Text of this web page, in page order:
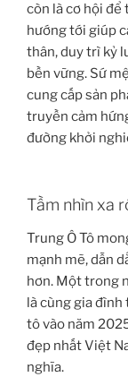
còn là cơ hội để
hướng tới giúp
thân, duy trì kỷ
bền vững. Sứ
cung cấp sản
truyền cảm
đường khởi
Tầm nhìn xa
Trung Ô Tô
mạnh mẽ, dẫn
hơn. Một trong
là cùng gia
tô vào năm
đẹp nhất Việt
nghĩa.